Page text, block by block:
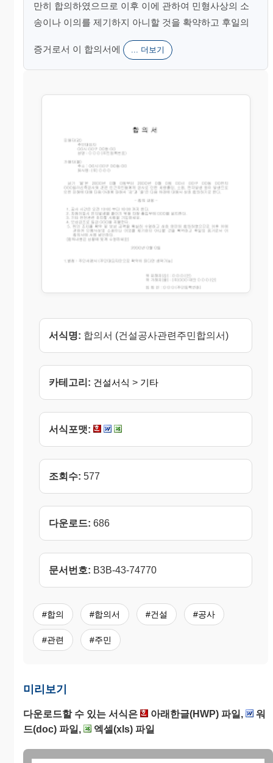
만히 합의하였으므로 이후 이에 관하여 민형사상의 소
송이나 이의를 제기하지 아니할 것을 확약하고 후일의
증거로서 이 합의서에 ... 더보기
서식명: 합의서 (건설공사관련주민합의서)
카테고리: 건설서식 > 기타
서식포맷:
조회수: 577
다운로드: 686
문서번호: B3B-43-74770
#합의 #합의서 #건설 #공사
#관련 #주민
미리보기
다운로드할 수 있는 서식은 아래한글(HWP) 파일,
워
드(doc) 파일,
엑셀(xls) 파일